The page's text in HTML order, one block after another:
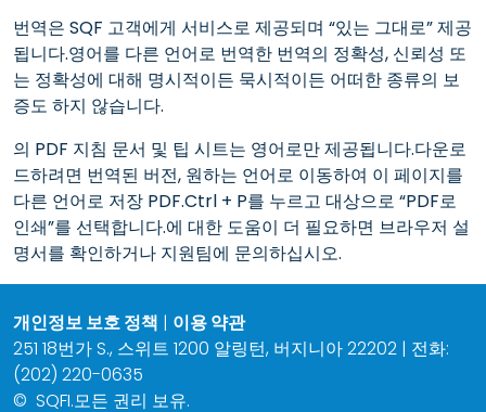
번역은 SQF 고객에게 서비스로 제공되며 “있는 그대로” 제공
됩니다.영어를 다른 언어로 번역한 번역의 정확성, 신뢰성 또
는 정확성에 대해 명시적이든 묵시적이든 어떠한 종류의 보
증도 하지 않습니다.
의 PDF 지침 문서 및 팁 시트는 영어로만 제공됩니다.다운로
드하려면 번역된 버전, 원하는 언어로 이동하여 이 페이지를
다른 언어로 저장 PDF.Ctrl + P를 누르고 대상으로 “PDF로
인쇄”를 선택합니다.에 대한 도움이 더 필요하면 브라우저 설
명서를 확인하거나 지원팀에 문의하십시오.
개인정보 보호 정책 | 이용 약관
251 18번가 S., 스위트 1200 알링턴, 버지니아 22202 | 전화:
(202) 220-0635
© SQFI.모든 권리 보유.